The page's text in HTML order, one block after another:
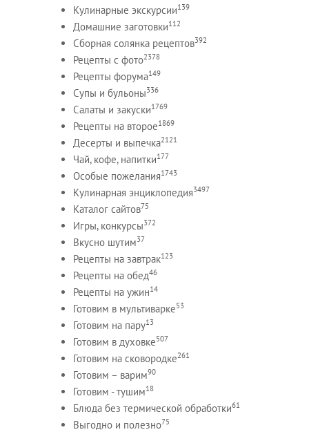
Кулинарные экскурсии139
Домашние заготовки112
Сборная солянка рецептов392
Рецепты c фото2378
Рецепты форума149
Супы и бульоны336
Салаты и закуски1769
Рецепты на второе1869
Десерты и выпечка2121
Чай, кофе, напитки177
Особые пожелания1743
Кулинарная энциклопедия3497
Каталог сайтов75
Игры, конкурсы372
Вкусно шутим37
Рецепты на завтрак123
Рецепты на обед46
Рецепты на ужин14
Готовим в мультиварке53
Готовим на пару13
Готовим в духовке507
Готовим на сковородке261
Готовим – варим90
Готовим - тушим18
Блюда без термической обработки61
Выгодно и полезно75